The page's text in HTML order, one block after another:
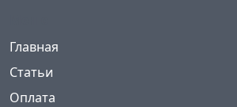
Главная
Статьи
Оплата